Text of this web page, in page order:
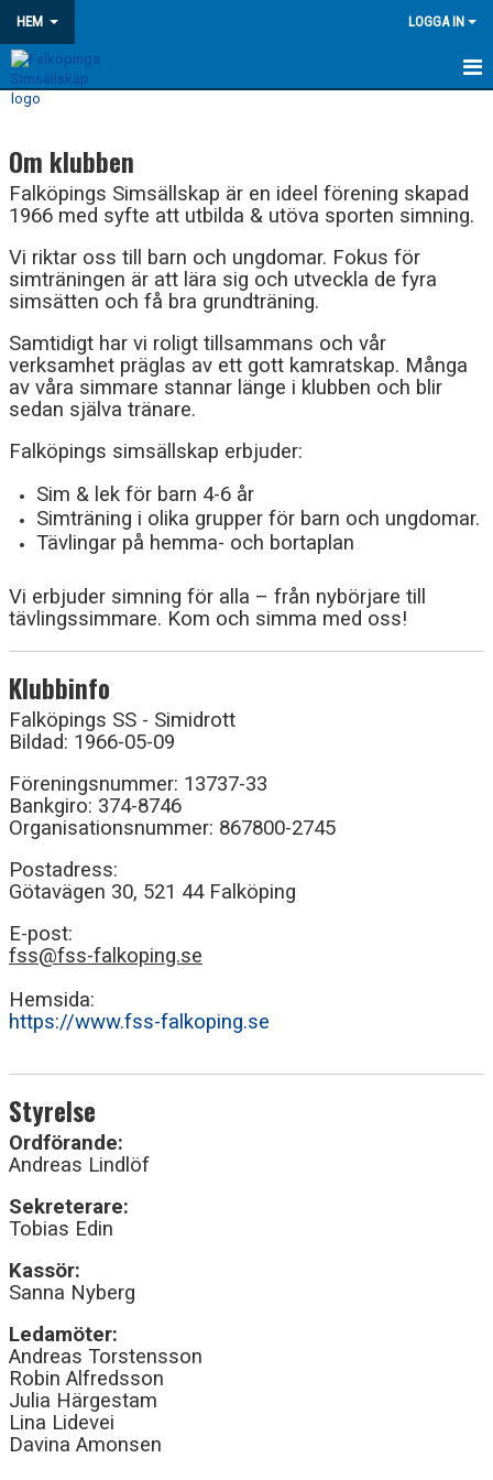
HEM LOGGA IN
HEM
AKTUELLT
VÅRA GRUPPER
TÄVLINGSINFO
MEDLEMSKAP
OM KLUBBEN
FUNKTIONÄR
KONTAKT
KALENDER
Om klubben
Falköpings Simsällskap är en ideel förening skapad
1966 med syfte att utbilda & utöva sporten simning.
Vi riktar oss till barn och ungdomar. Fokus för
simträningen är att lära sig och utveckla de fyra
simsätten och få bra grundträning.
Samtidigt har vi roligt tillsammans och vår
verksamhet präglas av ett gott kamratskap. Många
av våra simmare stannar länge i klubben och blir
sedan själva tränare.
Falköpings simsällskap erbjuder:
Sim & lek för barn 4-6 år
Simträning i olika grupper för barn och ungdomar.
Tävlingar på hemma- och bortaplan
Vi erbjuder simning för alla – från nybörjare till
tävlingssimmare. Kom och simma med oss!
Klubbinfo
Falköpings SS - Simidrott
Bildad: 1966-05-09
Föreningsnummer: 13737-33
Bankgiro: 374-8746
Organisationsnummer: 867800-2745
Postadress:
Götavägen 30, 521 44 Falköping
E-post:
fss@fss-falkoping.se
Hemsida:
https://www.fss-falkoping.se
Styrelse
Ordförande:
Andreas Lindlöf
Sekreterare:
Tobias Edin
Kassör:
Sanna Nyberg
Ledamöter:
Andreas Torstensson
Robin Alfredsson
Julia Härgestam
Lina Lidevei
Davina Amonsen